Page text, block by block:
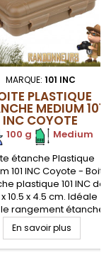
MARQUE: 101 INC
PLASTIQUE
MEDIUM 101
INC COYOTE
100 g
Medium
étanche Plastique
101 INC Coyote - Boite
plastique 101 INC de
x 10.5 x 4.5 cm. Idéale
rangement étanche
petit matériel, et kit de
de votre propre
Comporte deux
En savoir plus